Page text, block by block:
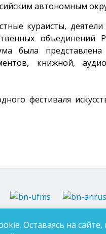
автономным
кураисты, деятели
объединений
была представлена
книжной,
фестиваля
Оставаясь на сайте,